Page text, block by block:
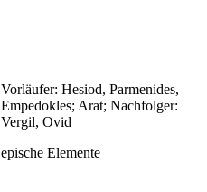
Vorläufer: Hesiod, Parmenides,
Empedokles; Arat; Nachfolger:
Vergil, Ovid
epische Elemente